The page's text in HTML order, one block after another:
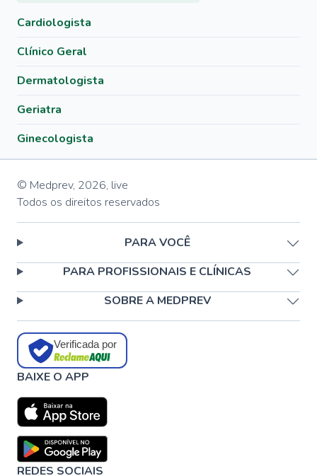
Cardiologista
Clínico Geral
Dermatologista
Geriatra
Ginecologista
© Medprev, 2026, live
Todos os direitos reservados
PARA VOCÊ
PARA PROFISSIONAIS E CLÍNICAS
SOBRE A MEDPREV
Verificada por
BAIXE O APP
REDES SOCIAIS